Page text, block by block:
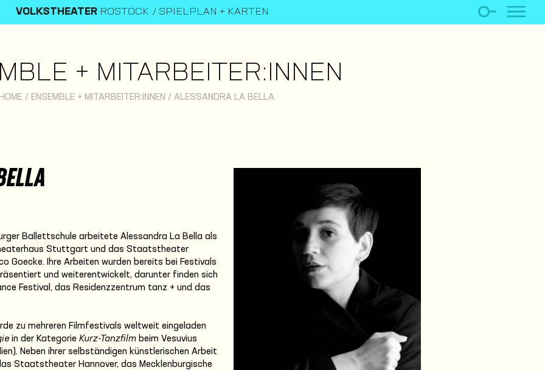
VOLKSTHEATER ROSTOCK SPIELPLAN + KARTEN
+ MITARBEITER:INNEN
/ ENSEMBLE + MITARBEITER:INNEN / ALESSANDRA LA BELLA
Ballettschule arbeitete Alessandra La Bella als
Stuttgart und das Staatstheater
Goecke. Ihre Arbeiten wurden bereits bei Festivals
und weiterentwickelt, darunter finden sich
Festival, das Residenzzentrum tanz + und das
zu mehreren Filmfestivals weltweit eingeladen
in der Kategorie Kurz-Tanzfilm beim Vesuvius
Neben ihrer selbständigen künstlerischen Arbeit
Staatstheater Hannover, das Mecklenburgische